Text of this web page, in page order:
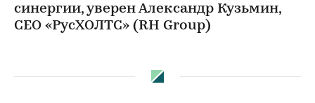
синергии, уверен Александр Кузьмин,
CEO «РусХОЛТС» (RH Group)